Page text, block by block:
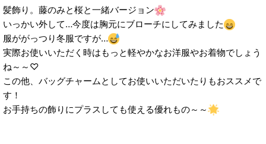
髪飾り。藤のみと桜と一緒バージョン
いっかい外して…今度は胸元にブローチにしてみました
服ががっつり冬服ですが…
実際お使いいただく時はもっと軽やかなお洋服やお着物でしょう
ね～～♡
この他、バッグチャームとしてお使いいただいたりもおススメで
す！
お手持ちの飾りにプラスしても使える優れもの～～